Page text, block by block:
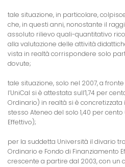
tale situazione, in particolare,
che, in questi anni, nonostante il
assoluto rilievo quali-quantitativo
alla valutazione delle attività
vista in realtà corrispondere solo
dovute;
tale situazione, solo nel 2007, a
l’UniCal si è attestata sull’1,74 per
Ordinario) in realtà si è
stesso Ateneo del solo 1,40 per
Effettivo);
per la suddetta Università il divario
Ordinario e Fondo di Finanziamento
crescente a partire dal 2003, con un